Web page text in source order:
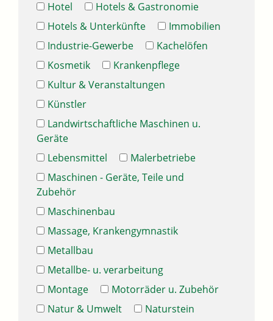
Hotel
Hotels & Gastronomie
Hotels & Unterkünfte
Immobilien
Industrie-Gewerbe
Kachelöfen
Kosmetik
Krankenpflege
Kultur & Veranstaltungen
Künstler
Landwirtschaftliche Maschinen u.
Geräte
Lebensmittel
Malerbetriebe
Maschinen - Geräte, Teile und
Zubehör
Maschinenbau
Massage, Krankengymnastik
Metallbau
Metallbe- u. verarbeitung
Montage
Motorräder u. Zubehör
Natur & Umwelt
Naturstein